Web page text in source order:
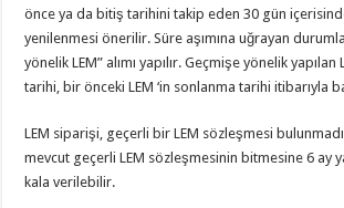
önce ya da bitiş tarihini takip eden 30 gün
yenilenmesi önerilir. Süre aşımına uğrayan
yönelik LEM” alımı yapılır. Geçmişe yönelik yapılan
tarihi, bir önceki LEM ‘in sonlanma tarihi itibarıyla
LEM siparişi, geçerli bir LEM sözleşmesi
mevcut geçerli LEM sözleşmesinin bitmesine 6 ay
kala verilebilir.